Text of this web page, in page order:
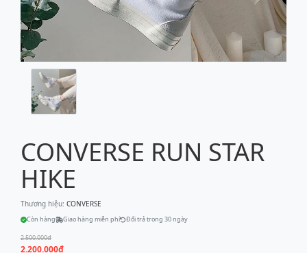
CONVERSE RUN STAR
HIKE
Thương hiệu: CONVERSE
Còn hàng Giao hàng miễn phí Đổi trả trong 30 ngày
2.500.000đ
2.200.000đ